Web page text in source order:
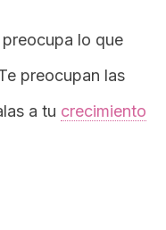
preocupa lo que
preocupan las
a tu crecimiento